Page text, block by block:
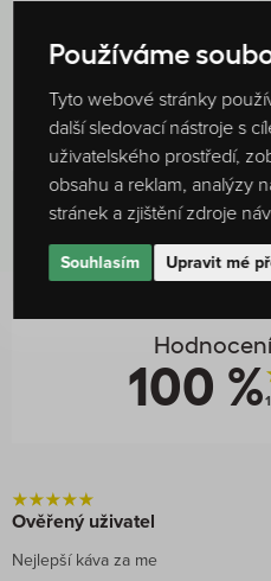
Peru SHB BIO, 210 g
332 Kč
DO DETAILU
100 %1
Ověřený uživatel
Nejlepší káva za me
Používáme
Tyto webové stránky
další sledovací nástroje s
uživatelského prostředí,
obsahu a reklam, analýzy
stránek a zjištění zdroje
Souhlasím Upravit mé